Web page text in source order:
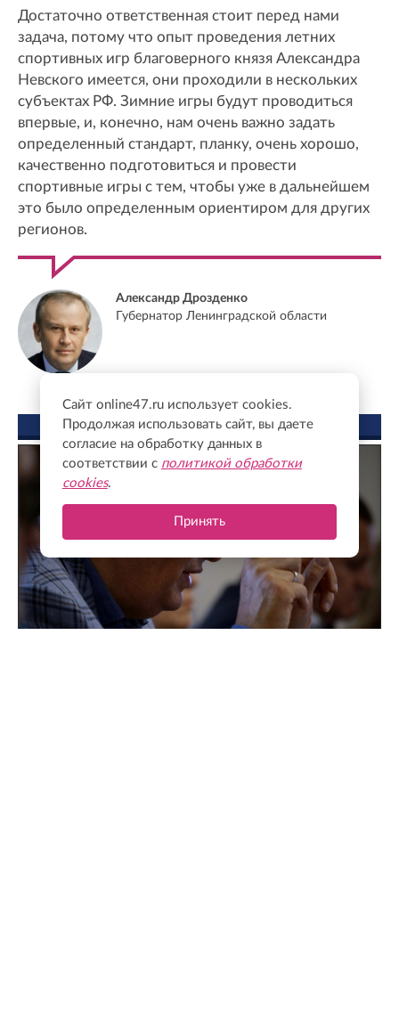
Достаточно ответственная стоит перед нами
задача, потому что опыт проведения летних
спортивных игр благоверного князя Александра
Невского имеется, они проходили в нескольких
субъектах РФ. Зимние игры будут проводиться
впервые, и, конечно, нам очень важно задать
определенный стандарт, планку, очень хорошо,
качественно подготовиться и провести
спортивные игры с тем, чтобы уже в дальнейшем
это было определенным ориентиром для других
регионов.
Александр Дрозденко
Губернатор Ленинградской области
ФОТО ДНЯ
Сайт online47.ru использует cookies.
Продолжая использовать сайт, вы даете
согласие на обработку данных в
соответствии с политикой обработки
cookies.
Принять